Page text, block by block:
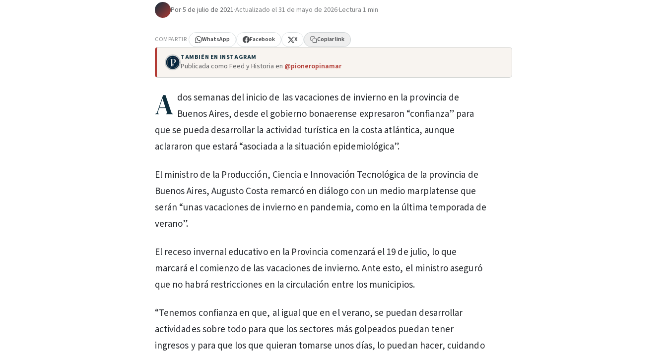
Por·5 de julio de 2021·Actualizado el31 de mayo de 2026·Lectura 1 min
COMPARTIR WhatsApp Facebook X Copiar link
TAMBIÉN EN INSTAGRAM
Publicada como Feed y Historia en @pioneropinamar
A dos semanas del inicio de las vacaciones de invierno en la provincia de
Buenos Aires, desde el gobierno bonaerense expresaron “confianza” para
que se pueda desarrollar la actividad turística en la costa atlántica, aunque
aclararon que estará “asociada a la situación epidemiológica”.
El ministro de la Producción, Ciencia e Innovación Tecnológica de la provincia de
Buenos Aires, Augusto Costa remarcó en diálogo con un medio marplatense que
serán “unas vacaciones de invierno en pandemia, como en la última temporada de
verano”.
El receso invernal educativo en la Provincia comenzará el 19 de julio, lo que
marcará el comienzo de las vacaciones de invierno. Ante esto, el ministro aseguró
que no habrá restricciones en la circulación entre los municipios.
“Tenemos confianza en que, al igual que en el verano, se puedan desarrollar
actividades sobre todo para que los sectores más golpeados puedan tener
ingresos y para que los que quieran tomarse unos días, lo puedan hacer, cuidando